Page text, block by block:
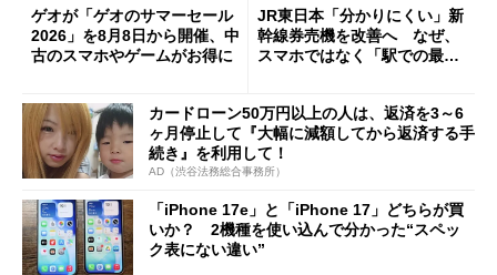
ゲオが「ゲオのサマーセール
2026」を8月8日から開催、中
古のスマホやゲームがお得に
JR東日本「分かりにくい」新
幹線券売機を改善へ なぜ、
スマホではなく「駅での最短
カードローン50万円以上の人は、返済を3～6
ヶ月停止して『大幅に減額してから返済する手
続き』を利用して！
AD（渋谷法務総合事務所）
「iPhone 17e」と「iPhone 17」どちらが買
いか？ 2機種を使い込んで分かった“スペッ
ク表にない違い”